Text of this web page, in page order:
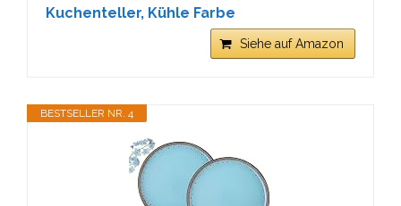
Kuchenteller, Kühle Farbe
Siehe auf Amazon
BESTSELLER NR. 4